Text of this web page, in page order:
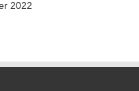
2022